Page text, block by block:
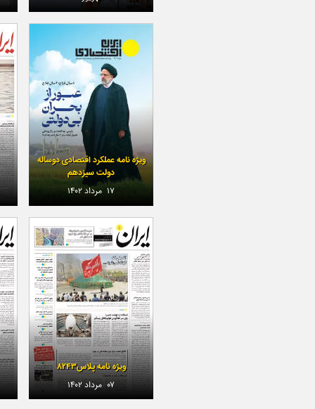
ویژه نامه عملکرد اقتصادی دوساله
دولت سیزدهم
۱۷ مرداد ۱۴۰۲
ویژه نامه پلاس۸۲۴۳
۰۷ مرداد ۱۴۰۲